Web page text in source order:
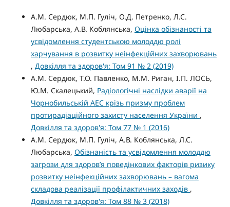
А.М. Сердюк, М.П. Гуліч, О.Д. Петренко, Л.С.
Любарська, А.В. Коблянська, Оцінка обізнаності та
усвідомлення студентською молоддю ролі
харчування в розвитку неінфекційних захворювань
, Довкілля та здоров'я: Том 91 № 2 (2019)
А.М. Сердюк, Т.О. Павленко, М.М. Риган, І.П. ЛОСЬ,
Ю.М. Скалецький, Радіологічні наслідки аварії на
Чорнобильській АЕС крізь призму проблем
протирадіаційного захисту населення України ,
Довкілля та здоров'я: Том 77 № 1 (2016)
А.М. Сердюк, М.П. Гуліч, А.В. Коблянська, Л.С.
Любарська, Обізнаність та усвідомлення молоддю
загрози для здоров’я поведінкових факторів ризику
розвитку неінфекційних захворювань – вагома
складова реалізації профілактичних заходів ,
Довкілля та здоров'я: Том 88 № 3 (2018)